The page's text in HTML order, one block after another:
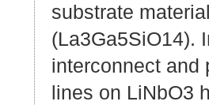
substrate
(La3Ga5SiO14).
interconnect and
lines on LiNbO3